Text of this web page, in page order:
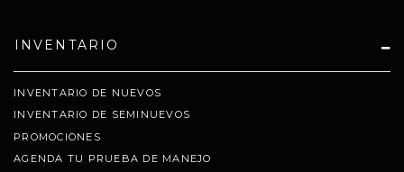
INVENTARIO
INVENTARIO DE NUEVOS
INVENTARIO DE SEMINUEVOS
PROMOCIONES
AGENDA TU PRUEBA DE MANEJO